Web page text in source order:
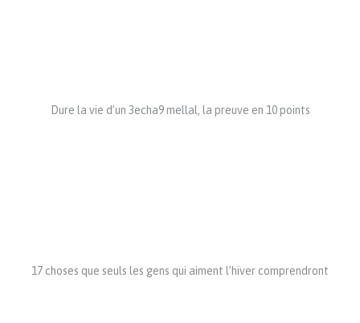
Dure la vie d’un 3echa9 mellal, la preuve en 10 points
17 choses que seuls les gens qui aiment l’hiver comprendront